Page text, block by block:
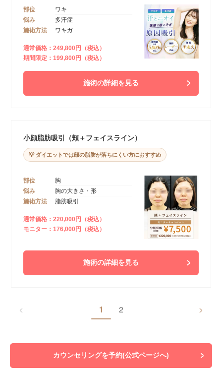
部位
ワキ
悩み
多汗症
施術方法
ワキガ
通常価格：249,800円（税込）
期間限定：199,800円（税込）
施術の詳細を見る
小顔脂肪吸引（頬＋フェイスライン）
💡 ダイエットでは顔の脂肪が落ちにくい方におすすめ
部位
胸
悩み
胸の大きさ・形
施術方法
脂肪吸引
通常価格：220,000円（税込）
モニター：176,000円（税込）
施術の詳細を見る
< 1 2 >
カウンセリングを予約(公式ページへ)